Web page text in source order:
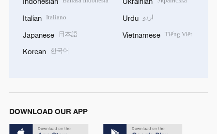
Italian Italiano
Japanese 日本語
Korean 한국어
Urdu اردو
Vietnamese Tiếng Việt
DOWNLOAD OUR APP